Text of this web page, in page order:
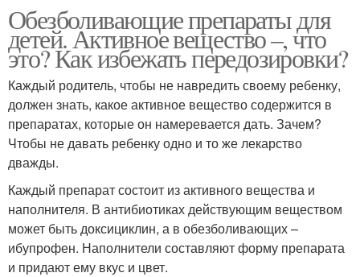
Обезболивающие препараты для
детей. Активное вещество –, что
это? Как избежать передозировки?
Каждый родитель, чтобы не навредить своему ребенку,
должен знать, какое активное вещество содержится в
препаратах, которые он намеревается дать. Зачем?
Чтобы не давать ребенку одно и то же лекарство
дважды.
Каждый препарат состоит из активного вещества и
наполнителя. В антибиотиках действующим веществом
может быть доксициклин, а в обезболивающих –
ибупрофен. Наполнители составляют форму препарата
и придают ему вкус и цвет.